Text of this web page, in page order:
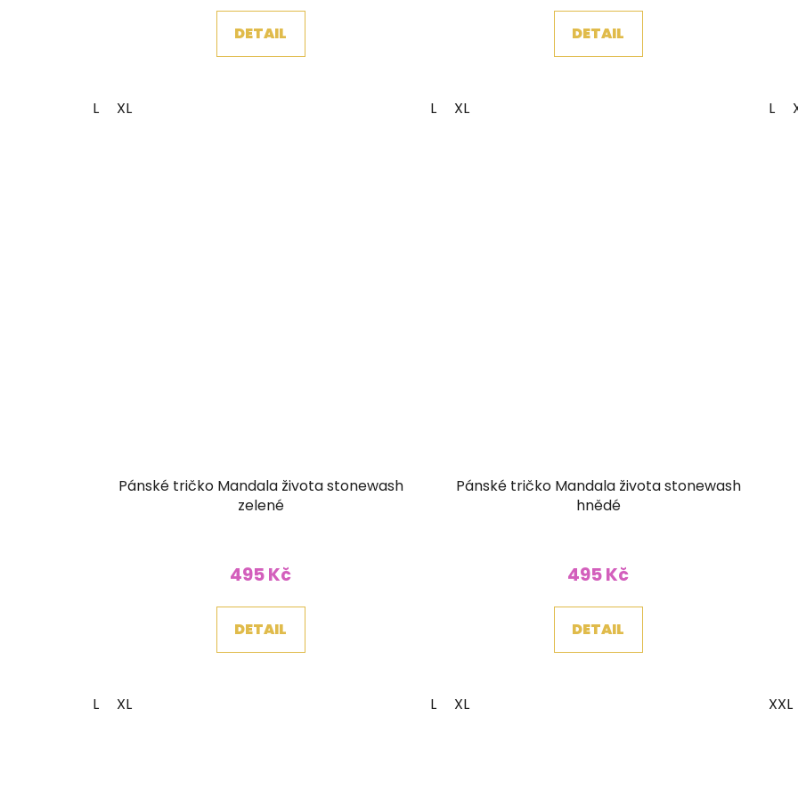
DETAIL
L XL
DETAIL
L XL L
Pánské tričko Mandala života stonewash
zelené
495 Kč
DETAIL
L XL
Pánské tričko Mandala života stonewash
hnědé
495 Kč
DETAIL
L XL XXL